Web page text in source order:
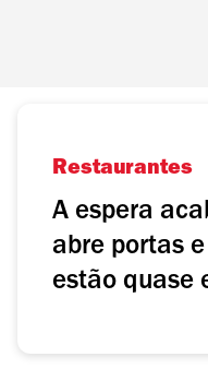
Restaurantes
A espera
abre portas
estão quase